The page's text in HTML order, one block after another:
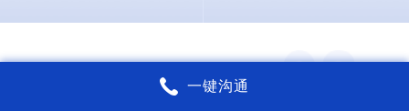
锐智互动核心能力
一键沟通